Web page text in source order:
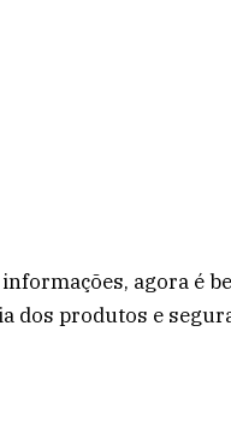
agora é
produtos e